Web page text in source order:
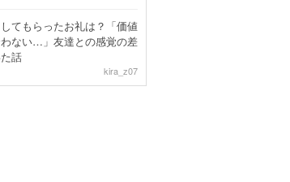
てもらったお礼は？「価値
ない…」友達との感覚の差
話
kira_z07